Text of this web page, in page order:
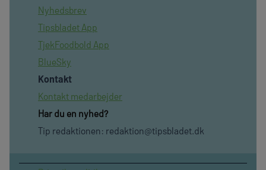
Nyhedsbrev
Tipsbladet App
TjekFoodbold App
BlueSky
Kontakt
Kontakt medarbejder
Har du en nyhed?
Tip redaktionen: redaktion@tipsbladet.dk